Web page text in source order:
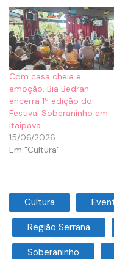
Com casa cheia e
emoção, Bia Bedran
encerra 1ª edição do
Festival Soberaninho em
Itaipava
15/06/2026
Em "Cultura"
Cultura
Região Serrana
Soberaninho